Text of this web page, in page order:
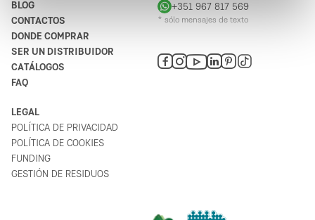
5
Rodrigues & Nunes, Lda - Materiais de
Construção
Portugal
Bricomarché Évora
BLOG
CONTACTOS
DONDE COMPRAR
SER UN DISTRIBUIDOR
CATÁLOGOS
FAQ
+351 967 817 569
* sólo mensajes de texto
LEGAL
POLÍTICA DE PRIVACIDAD
POLÍTICA DE COOKIES
FUNDING
GESTIÓN DE RESIDUOS